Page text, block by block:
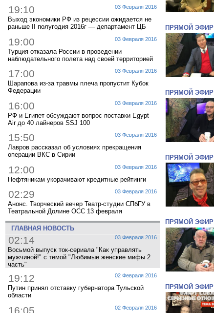
03 Февраля 2016
19:10
Выход экономики РФ из рецессии ожидается не
раньше II полугодия 2016г — департамент ЦБ
03 Февраля 2016
19:00
Турция отказала России в проведении
наблюдательного полета над своей территорией
03 Февраля 2016
17:00
Шарапова из-за травмы плеча пропустит Кубок
Федерации
03 Февраля 2016
16:00
РФ и Египет обсуждают вопрос поставки Egypt
Air до 40 лайнеров SSJ 100
03 Февраля 2016
15:50
Лавров рассказал об условиях прекращения
операции ВКС в Сирии
03 Февраля 2016
12:00
Нефтяникам укорачивают кредитные рейтинги
03 Февраля 2016
02:29
Анонс. Творческий вечер Театр-студии СПбГУ в
Театральной Долине ОСС 13 февраля
ГЛАВНАЯ НОВОСТЬ
03 Февраля 2016
02:14
Восьмой выпуск ток-сериала "Как управлять
мужчиной!" с темой "Любимые женские мифы 2
часть"
02 Февраля 2016
19:12
Путин принял отставку губернатора Тульской
области
02 Февраля 2016
16:05
ПРЯМОЙ ЭФИР
ПРЯМОЙ ЭФИР
ПРЯМОЙ ЭФИР
ПРЯМОЙ ЭФИР
ПРЯМОЙ ЭФИР